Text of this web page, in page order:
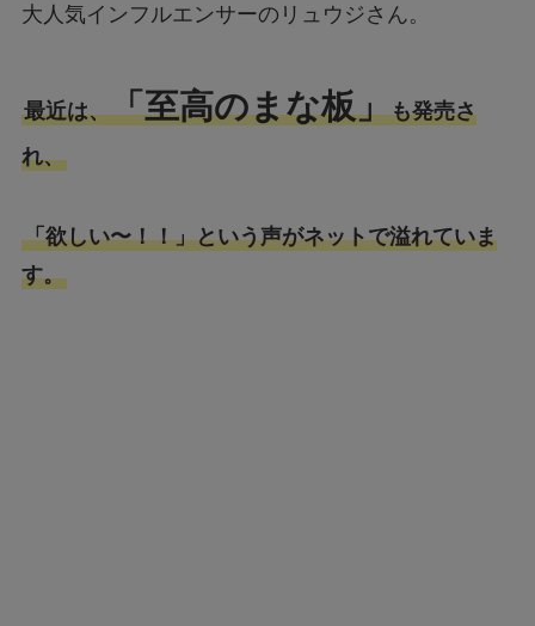
大人気インフルエンサーのリュウジさん。
最近は、「至高のまな板」も発売さ
れ、
「欲しい〜！！」という声がネットで溢れていま
す。